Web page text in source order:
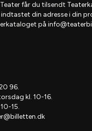
får du tilsendt
din adresse i din
på
96.
kl. 10-16.
15.